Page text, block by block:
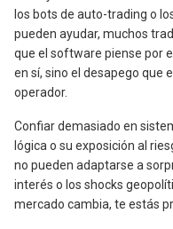
los bots de auto-trading o
pueden ayudar, muchos
que el software piense por
en sí, sino el desapego que
operador.
Confiar demasiado en
lógica o su exposición al
no pueden adaptarse a
interés o los shocks
mercado cambia, te estás